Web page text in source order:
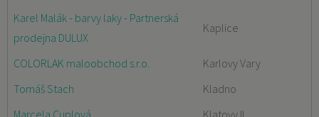
Karel Malák - barvy laky - Partnerská
prodejna DULUX
Kaplice
COLORLAK maloobchod s.r.o.
Karlovy Vary
Tomáš Stach
Kladno
Marcela Cuplová
Klatovy II